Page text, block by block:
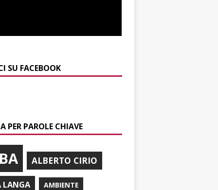
SU FACEBOOK
PER PAROLE CHIAVE
ALBERTO CIRIO
LANGA AMBIENTE